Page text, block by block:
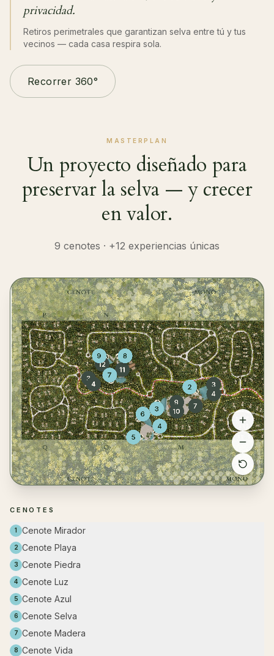
privacidad.
Retiros perimetrales que garantizan selva entre tú y tus
vecinos — cada casa respira sola.
Recorrer 360°
MASTERPLAN
Un proyecto diseñado para
preservar la selva — y crecer
en valor.
9 cenotes · +12 experiencias únicas
3
3
4
4
7
9
10
11
12
2
3
4
5
6
7
8
9
CENOTES
1 Cenote Mirador
2 Cenote Playa
3 Cenote Piedra
4 Cenote Luz
5 Cenote Azul
6 Cenote Selva
7 Cenote Madera
8 Cenote Vida